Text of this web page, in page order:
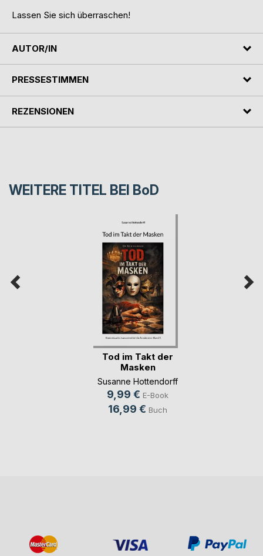
Lassen Sie sich überraschen!
AUTOR/IN
PRESSESTIMMEN
REZENSIONEN
WEITERE TITEL BEI BoD
Tod im Takt der
Masken
Susanne Hottendorff
9,99 € E-Book
16,99 € Buch